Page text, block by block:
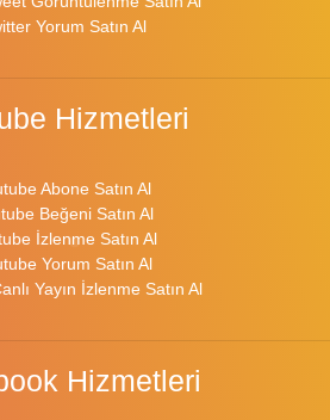
Yorum Satın Al
Hizmetleri
Abone Satın Al
Beğeni Satın Al
İzlenme Satın Al
Yorum Satın Al
Yayın İzlenme Satın Al
Hizmetleri